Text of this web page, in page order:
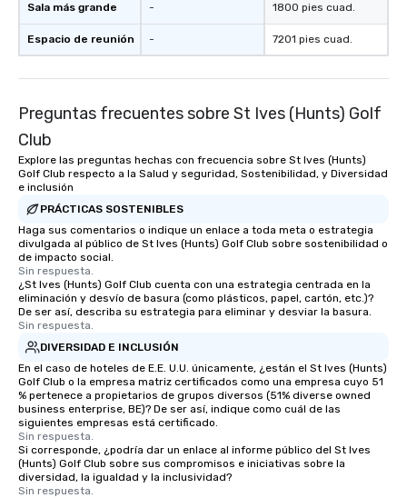
Sala más grande
Espacio de reunión
-
-
1800 pies cuad.
7201 pies cuad.
Preguntas frecuentes sobre St Ives (Hunts) Golf
Club
Explore las preguntas hechas con frecuencia sobre St Ives (Hunts)
Golf Club respecto a la Salud y seguridad, Sostenibilidad, y Diversidad
e inclusión
PRÁCTICAS SOSTENIBLES
Haga sus comentarios o indique un enlace a toda meta o estrategia
divulgada al público de St Ives (Hunts) Golf Club sobre sostenibilidad o
de impacto social.
Sin respuesta.
¿St Ives (Hunts) Golf Club cuenta con una estrategia centrada en la
eliminación y desvío de basura (como plásticos, papel, cartón, etc.)?
De ser así, describa su estrategia para eliminar y desviar la basura.
Sin respuesta.
DIVERSIDAD E INCLUSIÓN
En el caso de hoteles de E.E. U.U. únicamente, ¿están el St Ives (Hunts)
Golf Club o la empresa matriz certificados como una empresa cuyo 51
% pertenece a propietarios de grupos diversos (51% diverse owned
business enterprise, BE)? De ser así, indique como cuál de las
siguientes empresas está certificado.
Sin respuesta.
Si corresponde, ¿podría dar un enlace al informe público del St Ives
(Hunts) Golf Club sobre sus compromisos e iniciativas sobre la
diversidad, la igualdad y la inclusividad?
Sin respuesta.